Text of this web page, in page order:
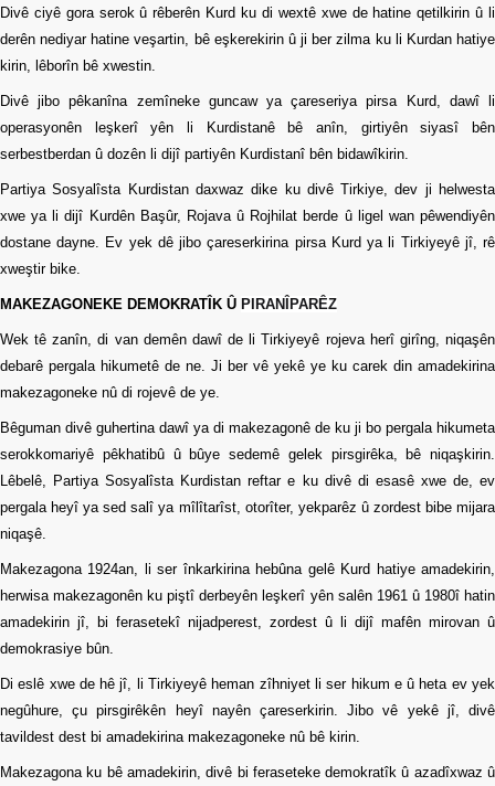
Divê ciyê gora serok û rêberên Kurd ku di wextê xwe de hatine qetilkirin û li
derên nediyar hatine veşartin, bê eşkerekirin û ji ber zilma ku li Kurdan hatiye
kirin, lêborîn bê xwestin.
Divê jibo pêkanîna zemîneke guncaw ya çareseriya pirsa Kurd, dawî li
operasyonên leşkerî yên li Kurdistanê bê anîn, girtiyên siyasî bên
serbestberdan û dozên li dijî partiyên Kurdistanî bên bidawîkirin.
Partiya Sosyalîsta Kurdistan daxwaz dike ku divê Tirkiye, dev ji helwesta
xwe ya li dijî Kurdên Başûr, Rojava û Rojhilat berde û ligel wan pêwendiyên
dostane dayne. Ev yek dê jibo çareserkirina pirsa Kurd ya li Tirkiyeyê jî, rê
xweştir bike.
MAKEZAGONEKE DEMOKRATÎK Û PIRANÎPARÊZ
Wek tê zanîn, di van demên dawî de li Tirkiyeyê rojeva herî girîng, niqaşên
debarê pergala hikumetê de ne. Ji ber vê yekê ye ku carek din amadekirina
makezagoneke nû di rojevê de ye.
Bêguman divê guhertina dawî ya di makezagonê de ku ji bo pergala hikumeta
serokkomariyê pêkhatibû û bûye sedemê gelek pirsgirêka, bê niqaşkirin.
Lêbelê, Partiya Sosyalîsta Kurdistan reftar e ku divê di esasê xwe de, ev
pergala heyî ya sed salî ya mîlîtarîst, otorîter, yekparêz û zordest bibe mijara
niqaşê.
Makezagona 1924an, li ser înkarkirina hebûna gelê Kurd hatiye amadekirin,
herwisa makezagonên ku piştî derbeyên leşkerî yên salên 1961 û 1980î hatin
amadekirin jî, bi ferasetekî nijadperest, zordest û li dijî mafên mirovan û
demokrasiye bûn.
Di eslê xwe de hê jî, li Tirkiyeyê heman zîhniyet li ser hikum e û heta ev yek
negûhure, çu pirsgirêkên heyî nayên çareserkirin. Jibo vê yekê jî, divê
tavildest dest bi amadekirina makezagoneke nû bê kirin.
Makezagona ku bê amadekirin, divê bi feraseteke demokratîk û azadîxwaz û